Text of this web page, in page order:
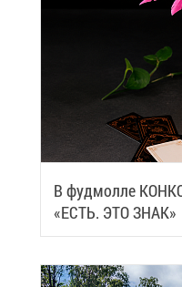
В фуд­мол­ле
«ЕСТЬ. ЭТО ЗНАК»